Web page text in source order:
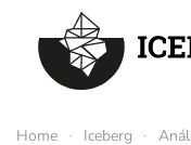
Skip to main
Home Iceberg